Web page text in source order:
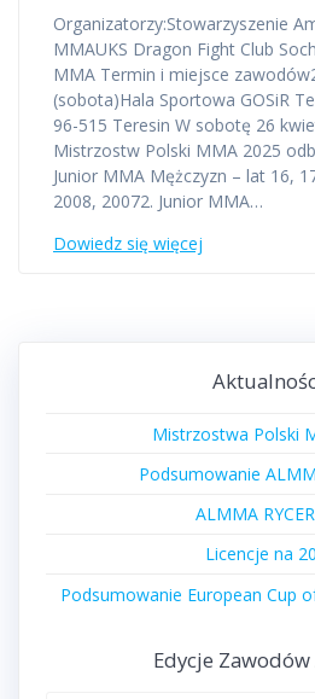
Organizatorzy:Stowarzyszenie
MMAUKS Dragon Fight Club
MMA Termin i miejsce
(sobota)Hala Sportowa GOSiR
96-515 Teresin W sobotę 26
Mistrzostw Polski MMA 2025
Junior MMA Mężczyzn – lat 16,
2008, 20072. Junior MMA…
Dowiedz się więcej
Mistrzostwa Polski
Podsumowanie
ALMMA
Licencje na
Podsumowanie European Cup
Edycje